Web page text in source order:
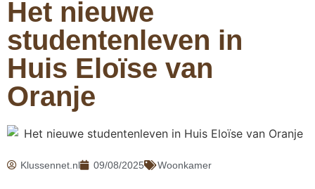
Het nieuwe
studentenleven in
Huis Eloïse van
Oranje
Klussennet.nl 09/08/2025 Woonkamer